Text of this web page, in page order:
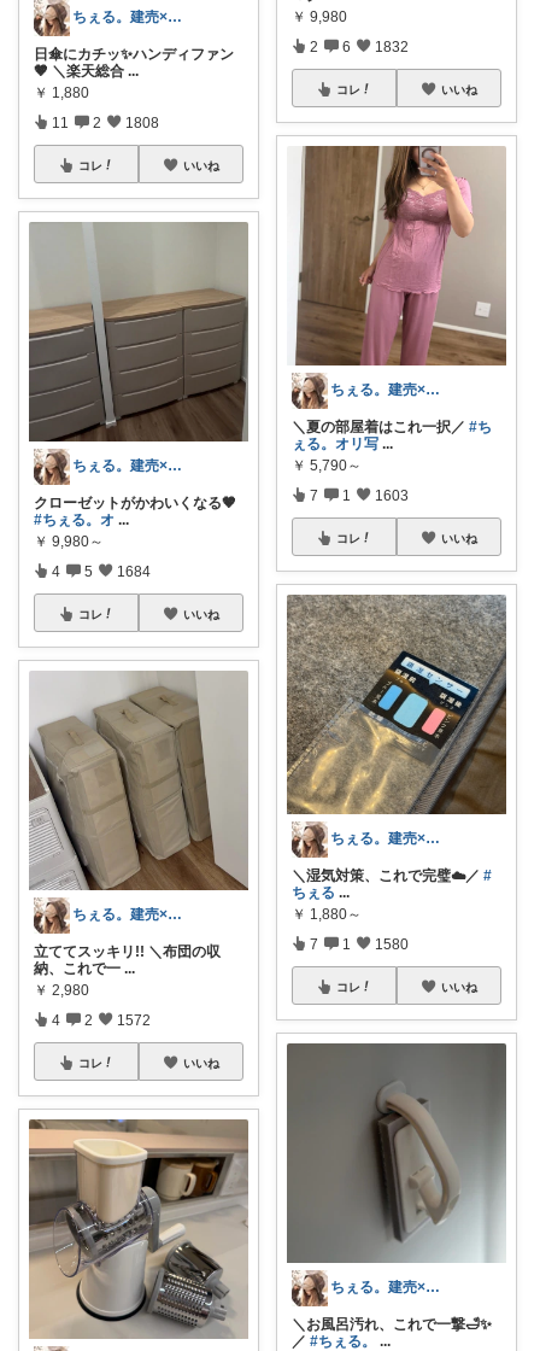
ちぇる。建売×暖色お家づくり
日傘にカチッ✨ハンディファン
🤎 ＼楽天総合 ...
￥ 1,880
11 2 1808
コレ いいね
ちぇる。建売×暖色お家づくり
クローゼットがかわいくなる🤎
#ちぇる。オ ...
￥ 9,980～
4 5 1684
コレ いいね
ちぇる。建売×暖色お家づくり
立ててスッキリ!! ＼布団の収
納、これで一 ...
￥ 2,980
4 2 1572
コレ いいね
￥ 9,980
2 6 1832
コレ いいね
ちぇる。建売×暖色お家づくり
＼夏の部屋着はこれ一択／ #ち
ぇる。オリ写 ...
￥ 5,790～
7 1 1603
コレ いいね
ちぇる。建売×暖色お家づくり
＼湿気対策、これで完璧☁️／ #
ちぇる ...
￥ 1,880～
7 1 1580
コレ いいね
ちぇる。建売×暖色お家づくり
＼お風呂汚れ、これで一撃🛁✨
／ #ちぇる。
...